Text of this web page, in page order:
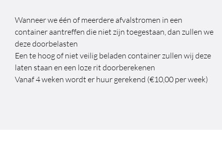
Wanneer we één of meerdere afvalstromen in een
container aantreffen die niet zijn toegestaan, dan zullen we
deze doorbelasten
Een te hoog of niet veilig beladen container zullen wij deze
laten staan en een loze rit doorberekenen
Vanaf 4 weken wordt er huur gerekend (€10,00 per week)